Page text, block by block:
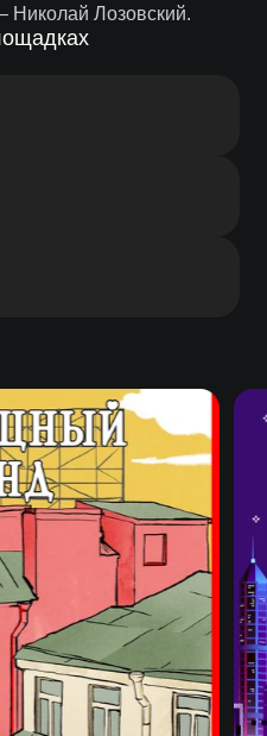
Николай Лозовский.